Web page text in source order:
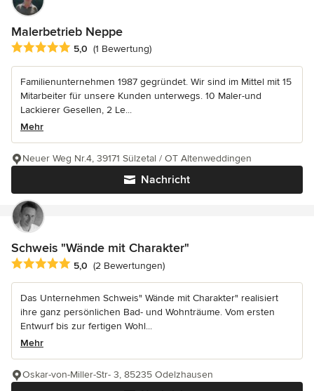
Malerbetrieb Neppe
Durchschnittliche Bewertung: 5 von 5 Sternen
5,0 (1 Bewertung)
Familienunternehmen 1987 gegründet. Wir sind im Mittel mit 15
Mitarbeiter für unsere Kunden unterwegs. 10 Maler-und
Lackierer Gesellen, 2 Le...
Mehr
Nachricht
Neuer Weg Nr.4, 39171 Sülzetal / OT Altenweddingen
Schweis "Wände mit Charakter"
Durchschnittliche Bewertung: 5 von 5 Sternen
5,0 (2 Bewertungen)
Das Unternehmen Schweis" Wände mit Charakter" realisiert
ihre ganz persönlichen Bad- und Wohnträume. Vom ersten
Entwurf bis zur fertigen Wohl...
Mehr
Oskar-von-Miller-Str- 3, 85235 Odelzhausen